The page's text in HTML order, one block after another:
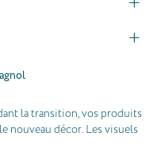
la transition, vos produits
nouveau décor. Les visuels